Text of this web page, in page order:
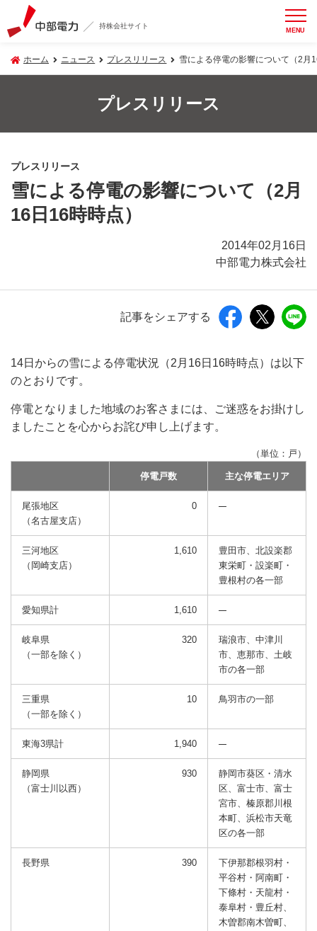
持株会社サイト MENU
ホーム ニュース プレスリリース 雪による停電の影響について（2月
プレスリリース
プレスリリース
雪による停電の影響について（2月
16日16時時点）
2014年02月16日
中部電力株式会社
記事をシェアする
14日からの雪による停電状況（2月16日16時時点）は以下
のとおりです。
停電となりました地域のお客さまには、ご迷惑をお掛けし
ましたことを心からお詫び申し上げます。
（単位：戸）
停電戸数 主な停電エリア
尾張地区
（名古屋支店）
0
三河地区
（岡崎支店）
1,610
豊田市、北設楽郡
東栄町・設楽町・
豊根村の各一部
愛知県計 1,610
岐阜県
（一部を除く）
320
瑞浪市、中津川
市、恵那市、 土岐
市の各一部
三重県
（一部を除く）
10 鳥羽市の一部
東海3県計 1,940
静岡県
（富士川以西）
930
静岡市葵区・清水
区、富士市、富士
宮市、 榛原郡川根
本町、浜松市天竜
区の各一部
長野県 390
下伊那郡根羽村・
平谷村・阿南町・
下條村・天龍村・
泰阜村・豊丘村、
木曽郡南木曽町、